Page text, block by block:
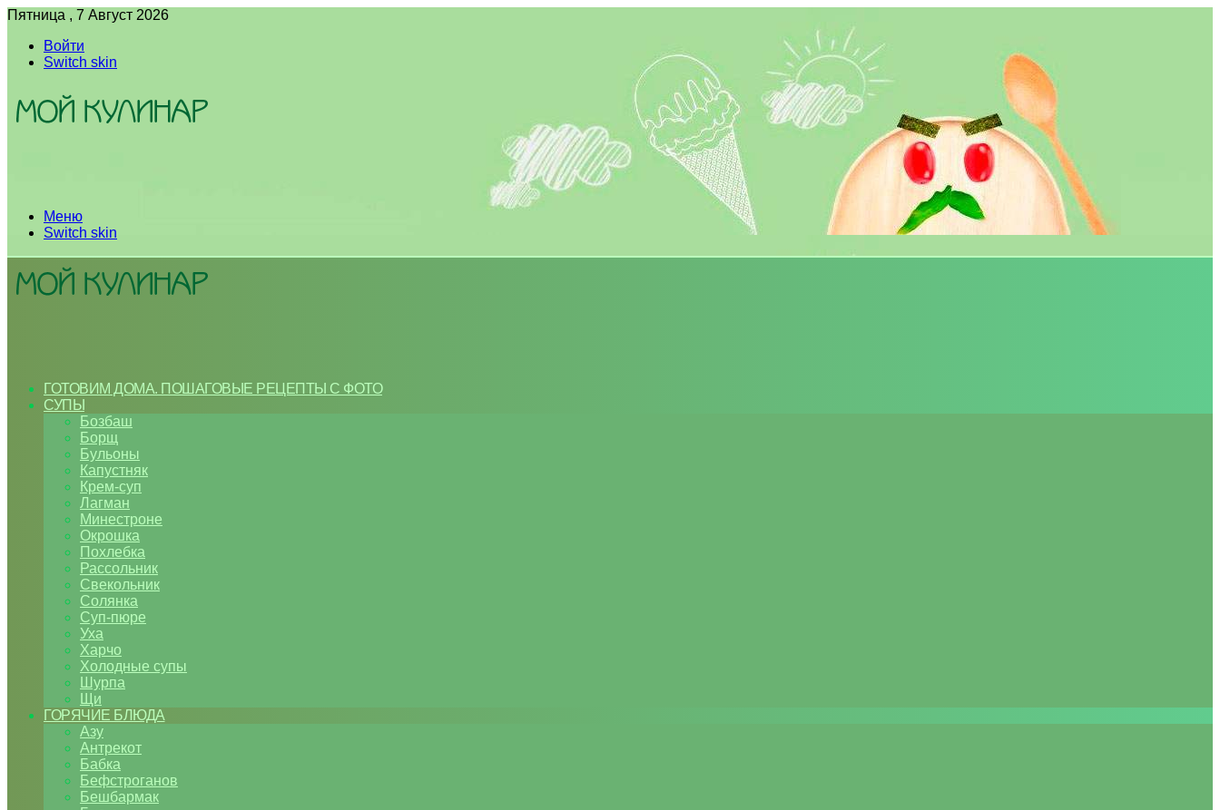
Пятница , 7 Август 2026
Войти
Switch skin
Меню
Switch skin
ГОТОВИМ ДОМА. ПОШАГОВЫЕ РЕЦЕПТЫ С ФОТО
СУПЫ
Бозбаш
Борщ
Бульоны
Капустняк
Крем-суп
Лагман
Минестроне
Окрошка
Похлебка
Рассольник
Свекольник
Солянка
Суп-пюре
Уха
Харчо
Холодные супы
Шурпа
Щи
ГОРЯЧИЕ БЛЮДА
Азу
Антрекот
Бабка
Бефстроганов
Бешбармак